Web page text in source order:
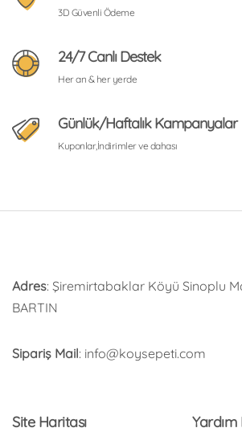
3D Güvenli Ödeme
24/7 Canlı Destek
Her an & her yerde
Günlük/Haftalık Kampanyalar
Kuponlar,İndirimler ve dahası
Adres: Şiremirtabaklar Köyü Sinoplu
BARTIN
Sipariş Mail: info@koysepeti.com
Site Haritası